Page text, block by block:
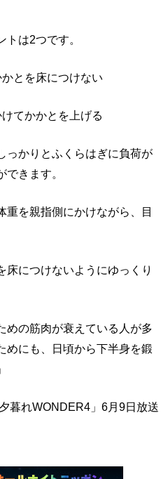
トは2つです。
かとを床につけない
てかかとを上げる
っかりとふくらはぎに負荷が
きます。
重を親指側にかけながら、目
床につけないようにゆっくり
めの筋肉が衰えている人が多
めにも、日頃から下半身を鍛
暮れWONDER4」6月9日放送